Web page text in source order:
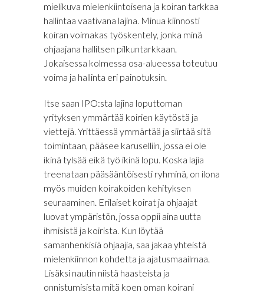
mielikuva mielenkiintoisena ja koiran tarkkaa
hallintaa vaativana lajina. Minua kiinnosti
koiran voimakas työskentely, jonka minä
ohjaajana hallitsen pilkuntarkkaan.
Jokaisessa kolmessa osa-alueessa toteutuu
voima ja hallinta eri painotuksin.
Itse saan IPO:sta lajina loputtoman
yrityksen ymmärtää koirien käytöstä ja
viettejä. Yrittäessä ymmärtää ja siirtää sitä
toimintaan, pääsee karuselliin, jossa ei ole
ikinä tylsää eikä työ ikinä lopu. Koska lajia
treenataan pääsääntöisesti ryhminä, on ilona
myös muiden koirakoiden kehityksen
seuraaminen. Erilaiset koirat ja ohjaajat
luovat ympäristön, jossa oppii aina uutta
ihmisistä ja koirista. Kun löytää
samanhenkisiä ohjaajia, saa jakaa yhteistä
mielenkiinnon kohdetta ja ajatusmaailmaa.
Lisäksi nautin niistä haasteista ja
onnistumisista mitä koen oman koirani